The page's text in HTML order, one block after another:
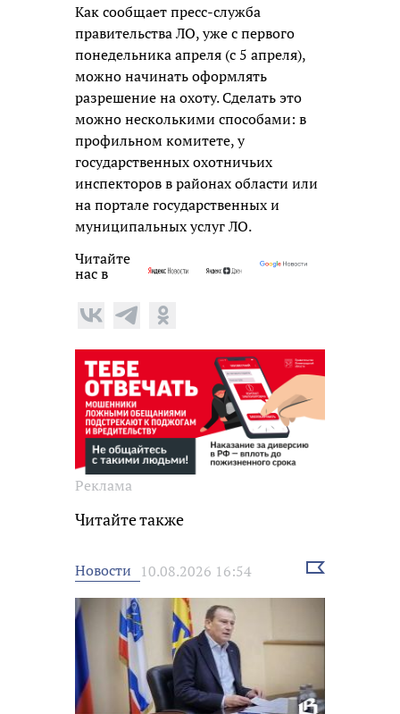
Как сообщает пресс-служба
правительства ЛО, уже с первого
понедельника апреля (с 5 апреля),
можно начинать оформлять
разрешение на охоту. Сделать это
можно несколькими способами: в
профильном комитете, у
государственных охотничьих
инспекторов в районах области или
на портале государственных и
муниципальных услуг ЛО.
Читайте
нас в
Реклама
Читайте также
Новости 10.08.2026 16:54
Выбрать